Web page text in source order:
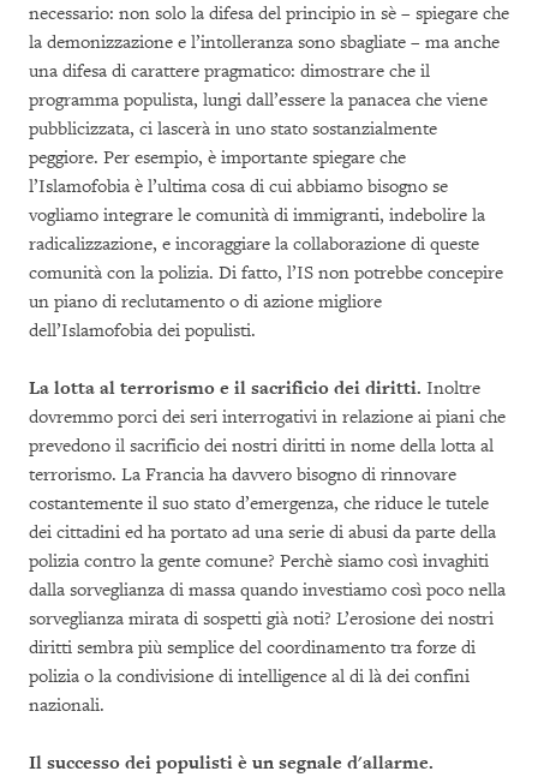
necessario: non solo la difesa del principio in sè – spiegare che
la demonizzazione e l’intolleranza sono sbagliate – ma anche
una difesa di carattere pragmatico: dimostrare che il
programma populista, lungi dall’essere la panacea che viene
pubblicizzata, ci lascerà in uno stato sostanzialmente
peggiore. Per esempio, è importante spiegare che
l’Islamofobia è l’ultima cosa di cui abbiamo bisogno se
vogliamo integrare le comunità di immigranti, indebolire la
radicalizzazione, e incoraggiare la collaborazione di queste
comunità con la polizia. Di fatto, l’IS non potrebbe concepire
un piano di reclutamento o di azione migliore
dell’Islamofobia dei populisti.
La lotta al terrorismo e il sacrificio dei diritti. Inoltre
dovremmo porci dei seri interrogativi in relazione ai piani che
prevedono il sacrificio dei nostri diritti in nome della lotta al
terrorismo. La Francia ha davvero bisogno di rinnovare
costantemente il suo stato d’emergenza, che riduce le tutele
dei cittadini ed ha portato ad una serie di abusi da parte della
polizia contro la gente comune? Perchè siamo così invaghiti
dalla sorveglianza di massa quando investiamo così poco nella
sorveglianza mirata di sospetti già noti? L’erosione dei nostri
diritti sembra più semplice del coordinamento tra forze di
polizia o la condivisione di intelligence al di là dei confini
nazionali.
Il successo dei populisti è un segnale d'allarme.